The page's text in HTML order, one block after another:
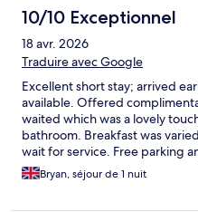
10/10 Exceptionnel
18 avr. 2026
Traduire avec Google
Excellent short stay; arrived
available. Offered
waited which was a lovely
bathroom. Breakfast was
wait for service. Free parking
bonus. Definitely recommend
Bryan, séjour de 1 nuit